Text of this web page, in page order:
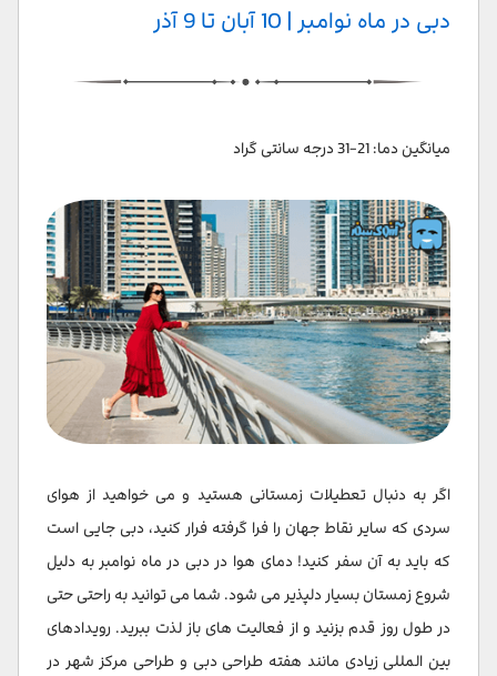
دبی در ماه نوامبر | 10 آبان تا 9 آذر
میانگین دما: 21-31 درجه سانتی گراد
اگر به دنبال تعطیلات زمستانی هستید و می خواهید از هوای
سردی که سایر نقاط جهان را فرا گرفته فرار کنید، دبی جایی است
که باید به آن سفر کنید! دمای هوا در دبی در ماه نوامبر به دلیل
شروع زمستان بسیار دلپذیر می شود. شما می توانید به راحتی حتی
در طول روز قدم بزنید و از فعالیت های باز لذت ببرید. رویدادهای
بین المللی زیادی مانند هفته طراحی دبی و طراحی مرکز شهر در